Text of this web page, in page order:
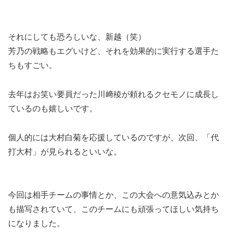
それにしても恐ろしいな、新越（笑）
芳乃の戦略もエグいけど、それを効果的に実行する選手た
ちもすごい。
去年はお笑い要員だった川﨑稜が頼れるクセモノに成長し
ているのも嬉しいです。
個人的には大村白菊を応援しているのですが、次回、「代
打大村」が見られるといいな。
今回は相手チームの事情とか、この大会への意気込みとか
も描写されていて、このチームにも頑張ってほしい気持ち
になりました。